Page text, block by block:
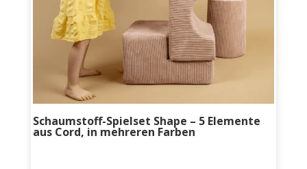
Schaumstoff-Spielset Shape – 5 Elemente
aus Cord, in mehreren Farben